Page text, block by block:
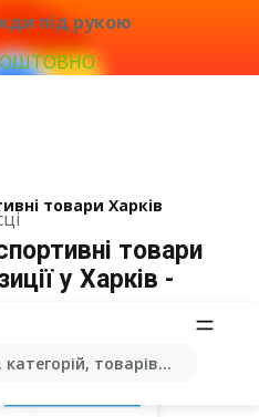
під рукою
товарів...
товари Харків
товари
у Харків -